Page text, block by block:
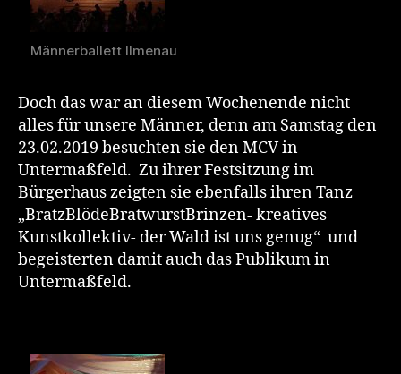
Männerballett Ilmenau
Doch das war an diesem Wochenende nicht
alles für unsere Männer, denn am Samstag den
23.02.2019 besuchten sie den MCV in
Untermaßfeld. Zu ihrer Festsitzung im
Bürgerhaus zeigten sie ebenfalls ihren Tanz
„BratzBlödeBratwurstBrinzen- kreatives
Kunstkollektiv- der Wald ist uns genug“ und
begeisterten damit auch das Publikum in
Untermaßfeld.